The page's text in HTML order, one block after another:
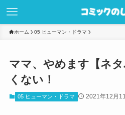
ホーム 05 ヒューマン・ドラマ
ママ、やめます【ネ
くない！
05 ヒューマン・ドラマ 2021年12月